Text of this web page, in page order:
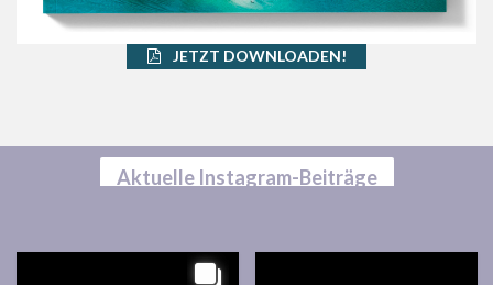
JETZT DOWNLOADEN!
Aktuelle Instagram-Beiträge